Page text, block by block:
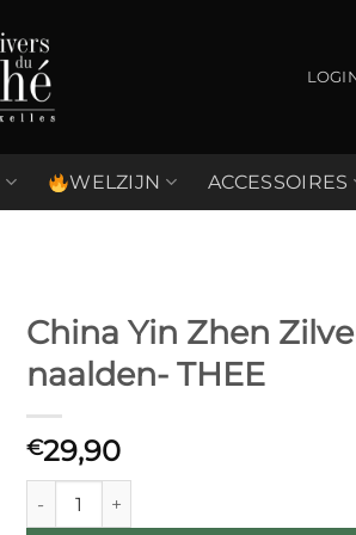
WELZIJN ACCESSOIRES
China Yin Zhen
naalden- THEE
€29,90
China Yin Zhen Zilver naalden- THEE